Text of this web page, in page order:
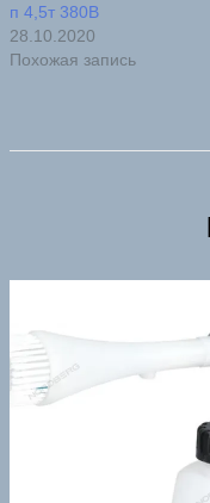
п 4,5т 380В
28.10.2020
Похожая запись